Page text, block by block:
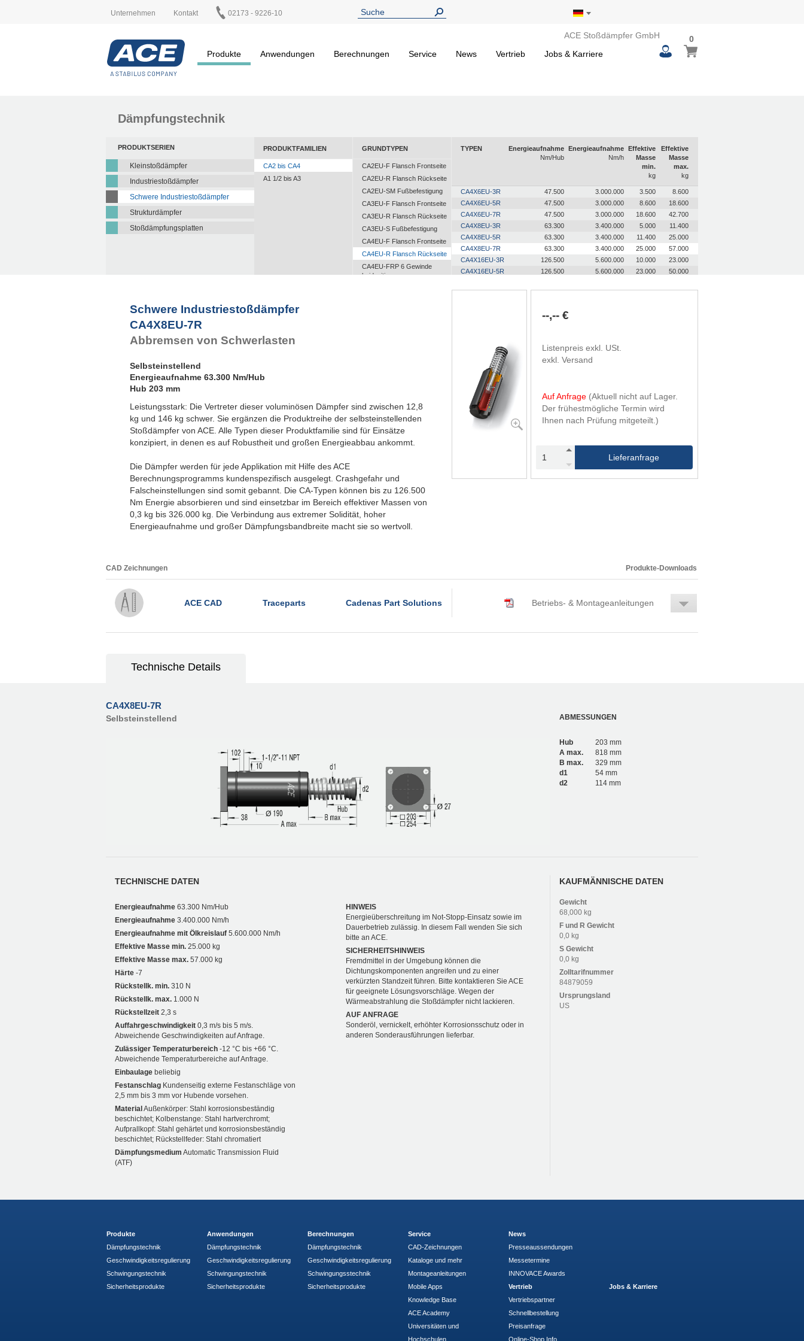
Unternehmen Kontakt 02173 - 9226-10
ACE Stoßdämpfer GmbH
Produkte
Anwendungen Berechnungen Service News Vertrieb Jobs & Karriere
Mein Warenkorb
00
items
Dämpfungstechnik
PRODUKTSERIEN
Kleinstoßdämpfer
Industriestoßdämpfer
Schwere Industriestoßdämpfer
Strukturdämpfer
Stoßdämpfungsplatten
PRODUKTFAMILIEN
CA2 bis CA4
A1 1/2 bis A3
GRUNDTYPEN
CA2EU-F Flansch Frontseite
CA2EU-R Flansch Rückseite
CA2EU-SM Fußbefestigung
CA3EU-F Flansch Frontseite
CA3EU-R Flansch Rückseite
CA3EU-S Fußbefestigung
CA4EU-F Flansch Frontseite
CA4EU-R Flansch Rückseite
CA4EU-FRP 6 Gewinde
beidseitig
TYPEN
Energieaufnahme
Nm/Hub
Energieaufnahme
Nm/h
Effektive
Masse
min.
kg
Effektive
Masse
max.
kg
CA4X6EU-3R 47.500 3.000.000 3.500
8.600
CA4X6EU-5R
47.500 3.000.000 8.600
18.600
CA4X6EU-7R
47.500 3.000.000 18.600
42.700
CA4X8EU-3R
63.300 3.400.000 5.000
11.400
CA4X8EU-5R
63.300 3.400.000 11.400
25.000
CA4X8EU-7R
63.300 3.400.000 25.000
57.000
CA4X16EU-3R
126.500 5.600.000 10.000
23.000
CA4X16EU-5R
126.500 5.600.000 23.000
50.000
Schwere Industriestoßdämpfer
CA4X8EU-7R
Abbremsen von Schwerlasten
Selbsteinstellend
Energieaufnahme 63.300 Nm/Hub
Hub 203 mm
Leistungsstark: Die Vertreter dieser voluminösen Dämpfer sind zwischen 12,8
kg und 146 kg schwer. Sie ergänzen die Produktreihe der selbsteinstellenden
Stoßdämpfer von ACE. Alle Typen dieser Produktfamilie sind für Einsätze
konzipiert, in denen es auf Robustheit und großen Energieabbau ankommt.
Die Dämpfer werden für jede Applikation mit Hilfe des ACE
Berechnungsprogramms kundenspezifisch ausgelegt. Crashgefahr und
Falscheinstellungen sind somit gebannt. Die CA-Typen können bis zu 126.500
Nm Energie absorbieren und sind einsetzbar im Bereich effektiver Massen von
0,3 kg bis 326.000 kg. Die Verbindung aus extremer Solidität, hoher
Energieaufnahme und großer Dämpfungsbandbreite macht sie so wertvoll.
--,-- €
Listenpreis exkl. USt.
exkl. Versand
Auf Anfrage (Aktuell nicht auf Lager.
Der frühestmögliche Termin wird
Ihnen nach Prüfung mitgeteilt.)
Lieferanfrage
CAD Zeichnungen Produkte-Downloads
ACE CAD Traceparts Cadenas Part Solutions Betriebs- & Montageanleitungen
Technische Details
CA4X8EU-7R
Selbsteinstellend ABMESSUNGEN
Hub
203 mm
A max.
818 mm
B max.
329 mm
d1
54 mm
d2
114 mm
TECHNISCHE DATEN
Energieaufnahme 63.300 Nm/Hub
Energieaufnahme 3.400.000 Nm/h
Energieaufnahme mit Ölkreislauf 5.600.000 Nm/h
Effektive Masse min. 25.000 kg
Effektive Masse max. 57.000 kg
Härte -7
Rückstellk. min. 310 N
Rückstellk. max. 1.000 N
Rückstellzeit 2,3 s
Auffahrgeschwindigkeit 0,3 m/s bis 5 m/s.
Abweichende Geschwindigkeiten auf Anfrage.
Zulässiger Temperaturbereich -12 °C bis +66 °C.
Abweichende Temperaturbereiche auf Anfrage.
Einbaulage beliebig
Festanschlag Kundenseitig externe Festanschläge von
2,5 mm bis 3 mm vor Hubende vorsehen.
MaterialAußenkörper: Stahl korrosionsbeständig
beschichtet; Kolbenstange: Stahl hartverchromt;
Aufprallkopf: Stahl gehärtet und korrosionsbeständig
beschichtet; Rückstellfeder: Stahl chromatiert
Dämpfungsmedium Automatic Transmission Fluid
(ATF)
HINWEIS
Energieüberschreitung im Not-Stopp-Einsatz sowie im
Dauerbetrieb zulässig. In diesem Fall wenden Sie sich
bitte an ACE.
SICHERHEITSHINWEIS
Fremdmittel in der Umgebung können die
Dichtungskomponenten angreifen und zu einer
verkürzten Standzeit führen. Bitte kontaktieren Sie ACE
für geeignete Lösungsvorschläge. Wegen der
Wärmeabstrahlung die Stoßdämpfer nicht lackieren.
AUF ANFRAGE
Sonderöl, vernickelt, erhöhter Korrosionsschutz oder in
anderen Sonderausführungen lieferbar.
KAUFMÄNNISCHE DATEN
Gewicht
68,000 kg
F und R Gewicht
0,0 kg
S Gewicht
0,0 kg
Zolltarifnummer
84879059
Ursprungsland
US
Produkte
Dämpfungstechnik
Geschwindigkeitsregulierung
Schwingungstechnik
Sicherheitsprodukte
Anwendungen
Dämpfungstechnik
Geschwindigkeitsregulierung
Schwingungstechnik
Sicherheitsprodukte
Berechnungen
Dämpfungstechnik
Geschwindigkeitsregulierung
Schwingungsstechnik
Sicherheitsprodukte
Service
CAD-Zeichnungen
Kataloge und mehr
Montageanleitungen
Mobile Apps
Knowledge Base
ACE Academy
Universitäten und
Hochschulen
News
Presseaussendungen
Messetermine
INNOVACE Awards
Vertrieb
Vertriebspartner
Schnellbestellung
Preisanfrage
Online-Shop Info
Jobs & Karriere